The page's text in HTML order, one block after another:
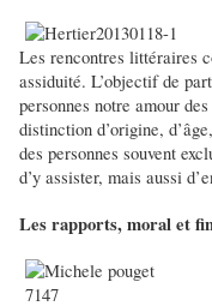
Les rencontres littéraires
assiduité. L’objectif de
personnes notre amour
distinction d’origine,
des personnes souvent
d’y assister, mais aussi
Les rapports, moral et